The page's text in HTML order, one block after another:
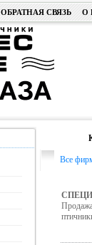
ОБРАТНАЯ СВЯЗЬ О
Все